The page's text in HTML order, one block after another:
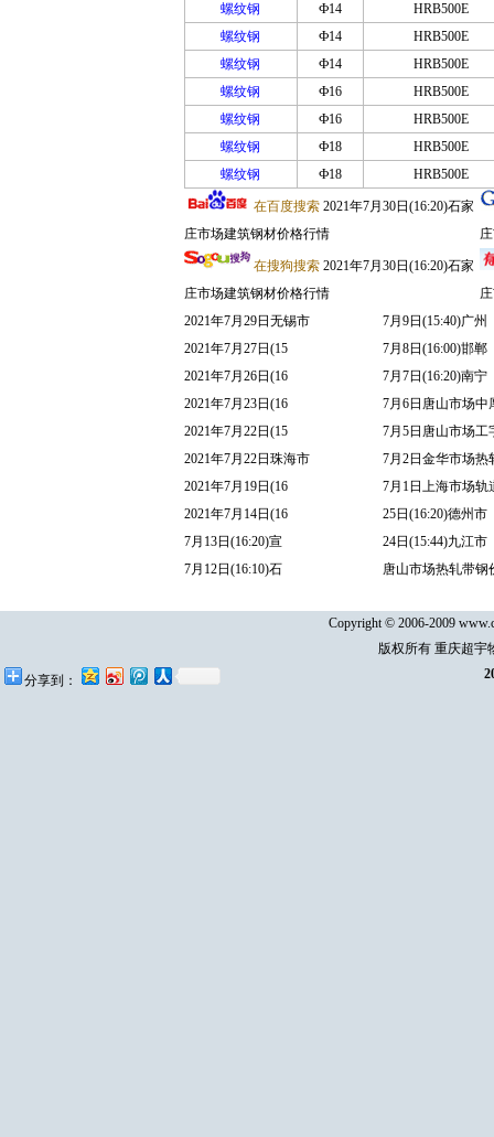
螺纹钢
Ф14
HRB500E
螺纹钢
Ф14
HRB500E
螺纹钢
Ф14
HRB500E
螺纹钢
Ф16
HRB500E
螺纹钢
Ф16
HRB500E
螺纹钢
Ф18
HRB500E
螺纹钢
Ф18 HRB500E
在百度搜索 2021年7月30日(16:20)石家
庄市场建筑钢材价格行情
在搜狗搜索 2021年7月30日(16:20)石家
庄市场建筑钢材价格行情
2021年7月29日无锡市
2021年7月27日(15
2021年7月26日(16
2021年7月23日(16
2021年7月22日(15
2021年7月22日珠海市
2021年7月19日(16
2021年7月14日(16
7月13日(16:20)宣
7月12日(16:10)石
7月9日(15:40)广州
7月8日(16:00)邯郸
7月7日(16:20)南宁
7月6日唐山市场中
7月5日唐山市场工
7月2日金华市场热
7月1日上海市场轨
25日(16:20)德州市
24日(15:44)九江市
唐山市场热轧带钢
Copyright © 2006-2009
版权所有 重庆超宇
分享到：